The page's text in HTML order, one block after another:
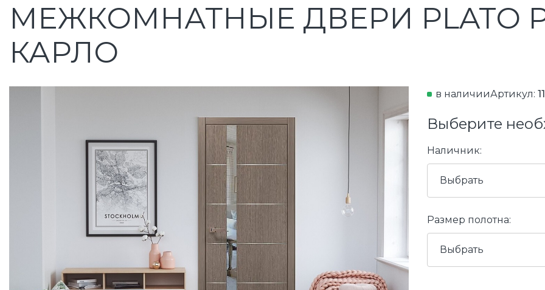
МЕЖКОМНАТНЫЕ ДВЕРИ PLATO
КАРЛО
в наличииАртикул:
Выберите
Наличник:
Выбрать
Размер полотна:
Выбрать